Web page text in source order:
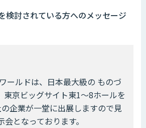
討されている方へのメッセージ
ールドは、日本最大級の ものづ
東京ビッグサイト東1～8ホールを
企業が一堂に出展しますので見
となっております。